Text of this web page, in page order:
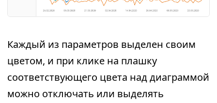
Каждый из параметров выделен своим
цветом, и при клике на плашку
соответствующего цвета над диаграммой
можно отключать или выделять